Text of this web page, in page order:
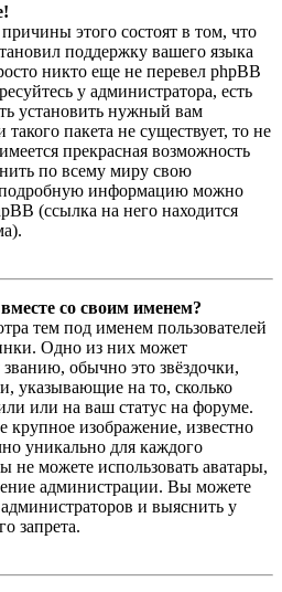
этого состоят в том, что
поддержку вашего языка
никто еще не перевел phpBB
у администратора, есть
установить нужный вам
пакета не существует, то не
прекрасная возможность
по всему миру свою
подробную информацию можно
(ссылка на него находится
со своим именем?
тем под именем пользователей
Одно из них может
обычно это звёздочки,
указывающие на то, сколько
или на ваш статус на форуме.
крупное изображение, известно
уникально для каждого
не можете использовать аватары,
администрации. Вы можете
и выяснить у
запрета.